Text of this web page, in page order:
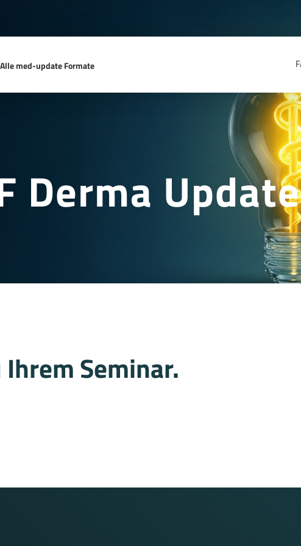
Alle med-update Formate
Derma Update
Seminar.